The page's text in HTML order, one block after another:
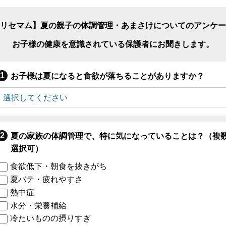
セマム】夏の親子の体調管理・あまさけについてのアンケ
お子様の健康を意識されている保護者にお聞きします。
お子様は夏になると食欲が落ちることがありますか？
夏の家族の体調管理で、特に気になっていることは？（複
選択可）
食欲低下・朝食を抜きがち
夏バテ・疲れやすさ
熱中症
水分・栄養補給
冷たいものの摂りすぎ